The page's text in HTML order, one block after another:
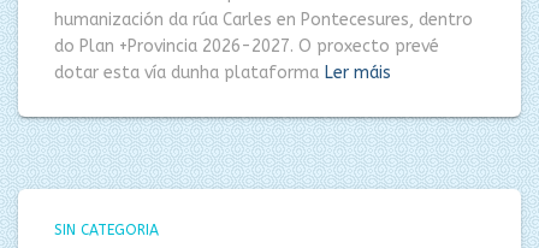
humanización da rúa Carles en Pontecesures, dentro
do Plan +Provincia 2026-2027. O proxecto prevé
dotar esta vía dunha plataforma Ler máis
SIN CATEGORIA